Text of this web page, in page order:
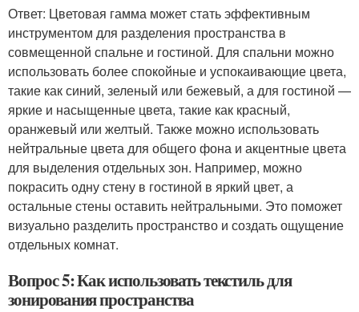
Ответ: Цветовая гамма может стать эффективным
инструментом для разделения пространства в
совмещенной спальне и гостиной. Для спальни можно
использовать более спокойные и успокаивающие цвета,
такие как синий, зеленый или бежевый, а для гостиной —
яркие и насыщенные цвета, такие как красный,
оранжевый или желтый. Также можно использовать
нейтральные цвета для общего фона и акцентные цвета
для выделения отдельных зон. Например, можно
покрасить одну стену в гостиной в яркий цвет, а
остальные стены оставить нейтральными. Это поможет
визуально разделить пространство и создать ощущение
отдельных комнат.
Вопрос 5: Как использовать текстиль для
зонирования пространства